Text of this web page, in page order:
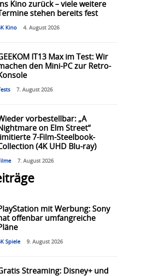
Kino zurück – viele weitere
Termine stehen bereits fest
Kino 4. August 2026
IT13 Max im Test: Wir
den Mini-PC zur Retro-
7. August 2026
vorbestellbar: „A
on Elm Street“
limitierte 7-Film-Steelbook-
(4K UHD Blu-ray)
7. August 2026
mit Werbung: Sony
offenbar umfangreiche
Spiele 9. August 2026
Streaming: Disney+ und